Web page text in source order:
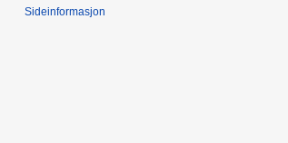
Sideinformasjon